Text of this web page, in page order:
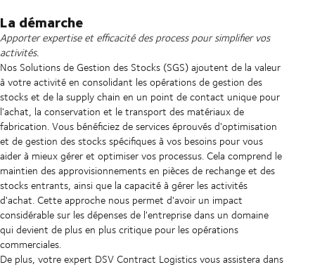
La démarche
Apporter expertise et efficacité des process pour simplifier vos
activités.
Nos Solutions de Gestion des Stocks (SGS) ajoutent de la valeur
à votre activité en consolidant les opérations de gestion des
stocks et de la supply chain en un point de contact unique pour
l'achat, la conservation et le transport des matériaux de
fabrication. Vous bénéficiez de services éprouvés d'optimisation
et de gestion des stocks spécifiques à vos besoins pour vous
aider à mieux gérer et optimiser vos processus. Cela comprend le
maintien des approvisionnements en pièces de rechange et des
stocks entrants, ainsi que la capacité à gérer les activités
d'achat. Cette approche nous permet d'avoir un impact
considérable sur les dépenses de l'entreprise dans un domaine
qui devient de plus en plus critique pour les opérations
commerciales.
De plus, votre expert DSV Contract Logistics vous assistera dans